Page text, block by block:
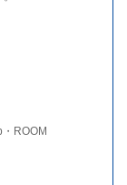
ROOM